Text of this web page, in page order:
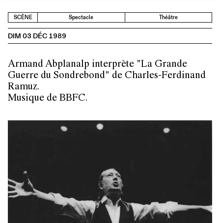
SCÈNE Spectacle Théâtre
DIM 03 DÉC 1989
Armand Abplanalp interprète "La Grande
Guerre du Sondrebond" de Charles-Ferdinand
Ramuz.
Musique de BBFC.